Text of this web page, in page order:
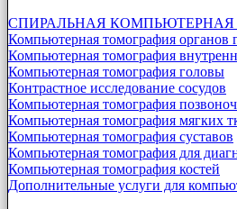
СПИРАЛЬНАЯ
Компьютерная томография органов
Компьютерная томография
Компьютерная томография головы
Контрастное исследование сосудов
Компьютерная томография
Компьютерная томография мягких
Компьютерная томография суставов
Компьютерная томография для
Компьютерная томография костей
Дополнительные услуги для